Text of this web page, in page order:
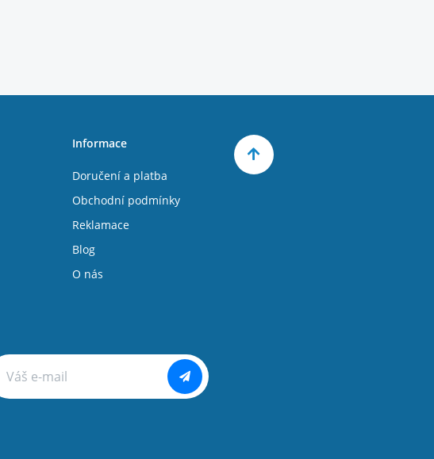
Informace
Doručení a platba
Obchodní podmínky
Reklamace
Blog
O nás